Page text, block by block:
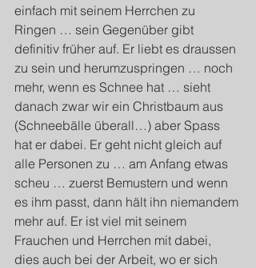
einfach mit seinem Herrchen zu
Ringen … sein Gegenüber gibt
definitiv früher auf. Er liebt es draussen
zu sein und herumzuspringen … noch
mehr, wenn es Schnee hat … sieht
danach zwar wir ein Christbaum aus
(Schneebälle überall…) aber Spass
hat er dabei. Er geht nicht gleich auf
alle Personen zu … am Anfang etwas
scheu … zuerst Bemustern und wenn
es ihm passt, dann hält ihn niemandem
mehr auf. Er ist viel mit seinem
Frauchen und Herrchen mit dabei,
dies auch bei der Arbeit, wo er sich